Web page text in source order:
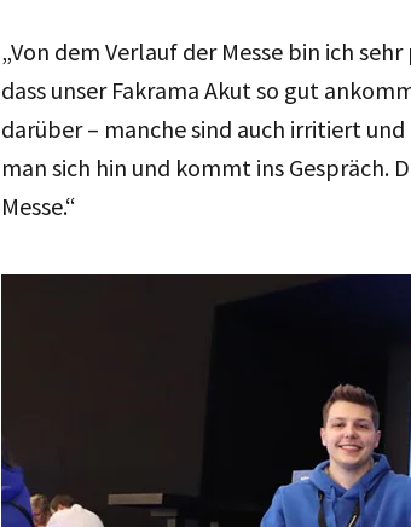
„Von dem Verlauf der Messe bin ich
dass unser Fakrama Akut so gut
darüber – manche sind auch irritiert
man sich hin und kommt ins Gespräch.
Messe.“